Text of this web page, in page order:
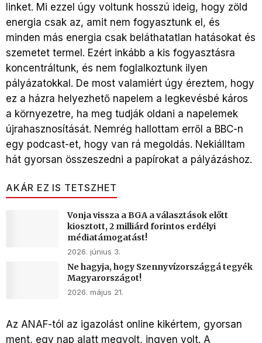
linket. Mi ezzel úgy voltunk hosszú ideig, hogy zöld
energia csak az, amit nem fogyasztunk el, és
minden más energia csak beláthatatlan hatásokat és
szemetet termel. Ezért inkább a kis fogyasztásra
koncentráltunk, és nem foglalkoztunk ilyen
pályázatokkal. De most valamiért úgy éreztem, hogy
ez a házra helyezhető napelem a legkevésbé káros
a környezetre, ha meg tudják oldani a napelemek
újrahasznosítását. Nemrég hallottam erről a BBC-n
egy podcast-et, hogy van rá megoldás. Nekiálltam
hát gyorsan összeszedni a papírokat a pályázáshoz.
AKÁR EZ IS TETSZHET
Vonja vissza a BGA a választások előtt
kiosztott, 2 milliárd forintos erdélyi
médiatámogatást!
2026. június 3.
Ne hagyja, hogy Szennyvízországgá tegyék
Magyarországot!
2026. május 21.
Az ANAF-tól az igazolást online kikértem, gyorsan
ment, egy nap alatt megvolt, ingyen volt. A